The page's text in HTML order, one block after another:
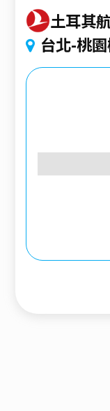
土耳其
台北-桃